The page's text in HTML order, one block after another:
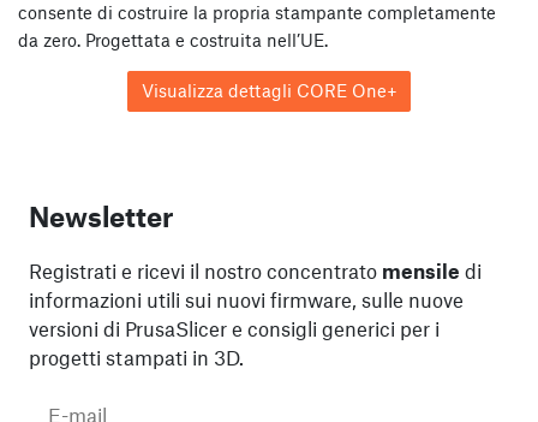
consente di costruire la propria stampante completamente
da zero. Progettata e costruita nell’UE.
Visualizza dettagli CORE One+
Newsletter
Registrati e ricevi il nostro concentrato mensile di
informazioni utili sui nuovi firmware, sulle nuove
versioni di PrusaSlicer e consigli generici per i
progetti stampati in 3D.